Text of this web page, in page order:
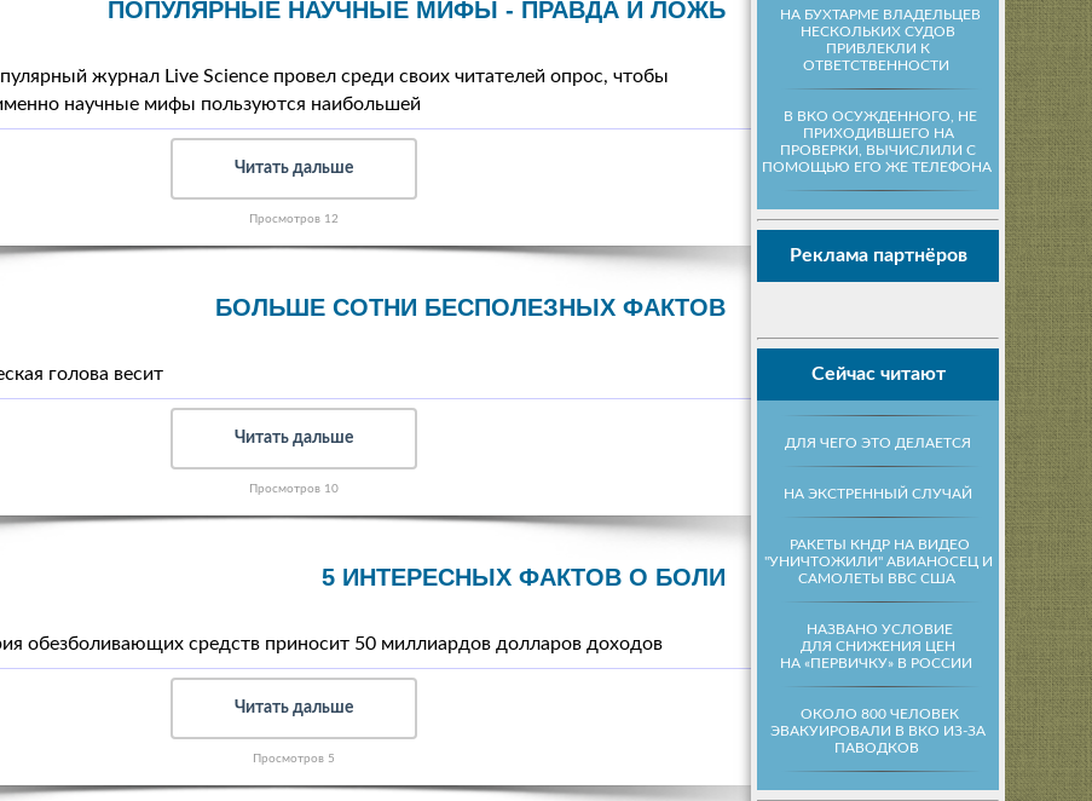
НА БУХТАРМЕ ВЛАДЕЛЬЦЕВ
НЕСКОЛЬКИХ СУДОВ
ПРИВЛЕКЛИ К
ОТВЕТСТВЕННОСТИ
В ВКО ОСУЖДЕННОГО, НЕ
ПРИХОДИВШЕГО НА
ПРОВЕРКИ, ВЫЧИСЛИЛИ С
ПОМОЩЬЮ ЕГО ЖЕ ТЕЛЕФОНА
Реклама партнёров
Сейчас читают
ДЛЯ ЧЕГО ЭТО ДЕЛАЕТСЯ
НА ЭКСТРЕННЫЙ СЛУЧАЙ
РАКЕТЫ КНДР НА ВИДЕО
"УНИЧТОЖИЛИ" АВИАНОСЕЦ И
САМОЛЕТЫ ВВС США
НАЗВАНО УСЛОВИЕ
ДЛЯ СНИЖЕНИЯ ЦЕН
НА «ПЕРВИЧКУ» В РОССИИ
ОКОЛО 800 ЧЕЛОВЕК
ЭВАКУИРОВАЛИ В ВКО ИЗ-ЗА
ПАВОДКОВ
ПОПУЛЯРНЫЕ НАУЧНЫЕ МИФЫ - ПРАВДА И ЛОЖЬ
журнал Live Science провел среди своих читателей опрос, чтобы
научные мифы пользуются наибольшей
Читать дальше
Просмотров 12
БОЛЬШЕ СОТНИ БЕСПОЛЕЗНЫХ ФАКТОВ
голова весит
Читать дальше
Просмотров 10
5 ИНТЕРЕСНЫХ ФАКТОВ О БОЛИ
обезболивающих средств приносит 50 миллиардов долларов доходов
Читать дальше
Просмотров 5